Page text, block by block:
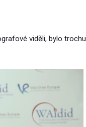
viděli, bylo trochu